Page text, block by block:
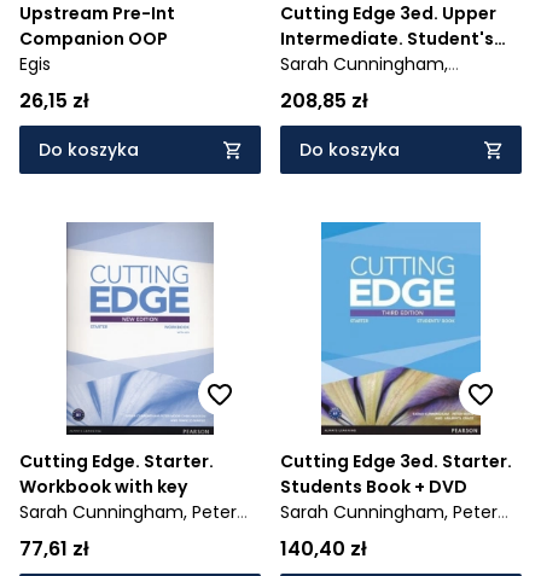
Upstream Pre-Int
Companion OOP
Egis
26,15 zł
Do koszyka
Cutting Edge 3ed. Upper
Intermediate. Student's
Book with MyEnglishLab +
DVD
Sarah Cunningham,
Jonathan Bygrave,
Moor
208,85 zł
Do koszyka
Cutting Edge. Starter.
Workbook with key
Sarah Cunningham, Peter
Moor,
Chris Redstton,
Frances Marnie
77,61 zł
Cutting Edge 3ed. Starter.
Students Book + DVD
Sarah Cunningham, Peter
Moor,Chris Redston,
Araminta Crace
140,40 zł